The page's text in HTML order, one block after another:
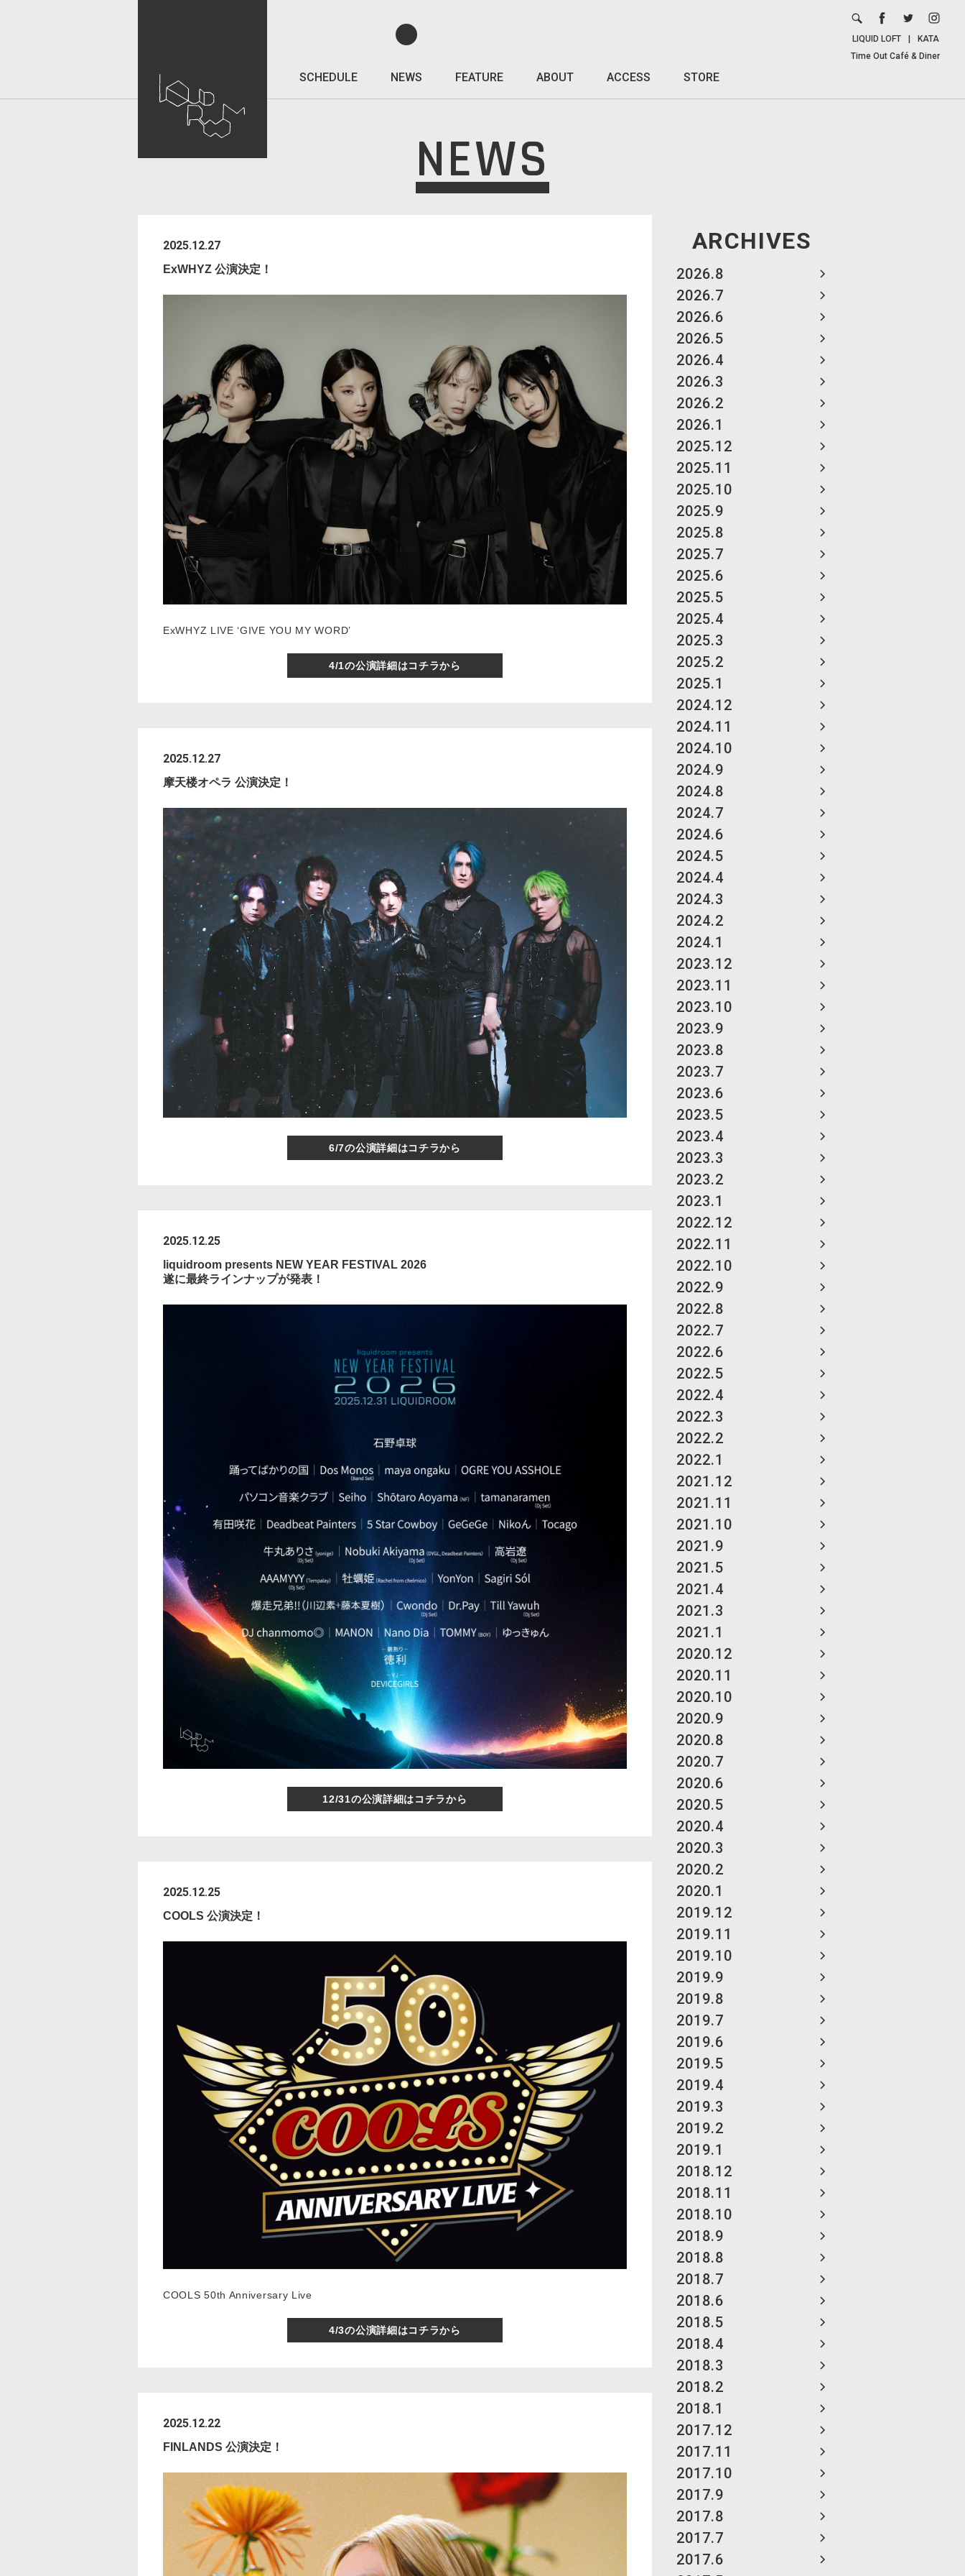
SCHEDULE NEWS FEATURE ABOUT ACCESS STORE
LIQUID LOFT
KATA
Time Out Café & Diner
NEWS
ARCHIVES
2026.8
2026.7
2026.6
2026.5
2026.4
2026.3
2026.2
2026.1
2025.12
2025.11
2025.10
2025.9
2025.8
2025.7
2025.6
2025.5
2025.4
2025.3
2025.2
2025.1
2024.12
2024.11
2024.10
2024.9
2024.8
2024.7
2024.6
2024.5
2024.4
2024.3
2024.2
2024.1
2023.12
2023.11
2023.10
2023.9
2023.8
2023.7
2023.6
2023.5
2023.4
2023.3
2023.2
2023.1
2022.12
2022.11
2022.10
2022.9
2022.8
2022.7
2022.6
2022.5
2022.4
2022.3
2022.2
2022.1
2021.12
2021.11
2021.10
2021.9
2021.5
2021.4
2021.3
2021.1
2020.12
2020.11
2020.10
2020.9
2020.8
2020.7
2020.6
2020.5
2020.4
2020.3
2020.2
2020.1
2019.12
2019.11
2019.10
2019.9
2019.8
2019.7
2019.6
2019.5
2019.4
2019.3
2019.2
2019.1
2018.12
2018.11
2018.10
2018.9
2018.8
2018.7
2018.6
2018.5
2018.4
2018.3
2018.2
2018.1
2017.12
2017.11
2017.10
2017.9
2017.8
2017.7
2017.6
2025.12.27
ExWHYZ 公演決定！
ExWHYZ LIVE ‘GIVE YOU MY WORD’
4/1の公演詳細はコチラから
2025.12.27
摩天楼オペラ 公演決定！
6/7の公演詳細はコチラから
2025.12.25
liquidroom presents NEW YEAR FESTIVAL 2026
遂に最終ラインナップが発表！
12/31の公演詳細はコチラから
2025.12.25
COOLS 公演決定！
COOLS 50th Anniversary Live
4/3の公演詳細はコチラから
2025.12.22
FINLANDS 公演決定！